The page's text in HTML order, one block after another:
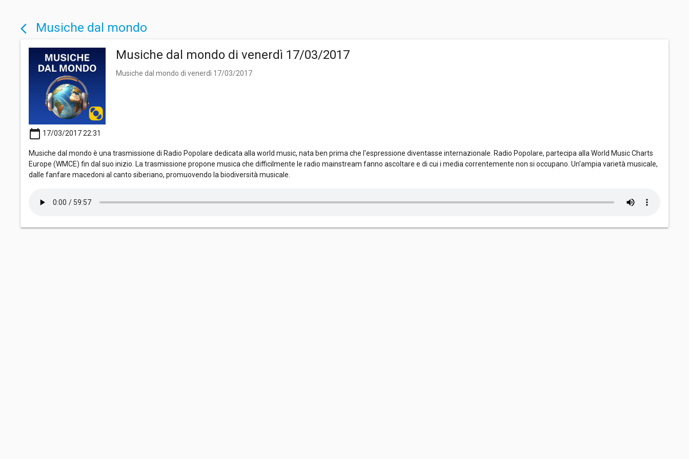
arrow_back_ios Musiche dal mondo
Musiche dal mondo di venerdì 17/03/2017
Musiche dal mondo di venerdì 17/03/2017
calendar_today 17/03/2017 22:31
Musiche dal mondo è una trasmissione di Radio Popolare dedicata alla world music, nata ben prima che l'espressione diventasse internazionale. Radio Popolare, partecipa alla World Music Charts
Europe (WMCE) fin dal suo inizio. La trasmissione propone musica che difficilmente le radio mainstream fanno ascoltare e di cui i media correntemente non si occupano. Un'ampia varietà musicale,
dalle fanfare macedoni al canto siberiano, promuovendo la biodiversità musicale.